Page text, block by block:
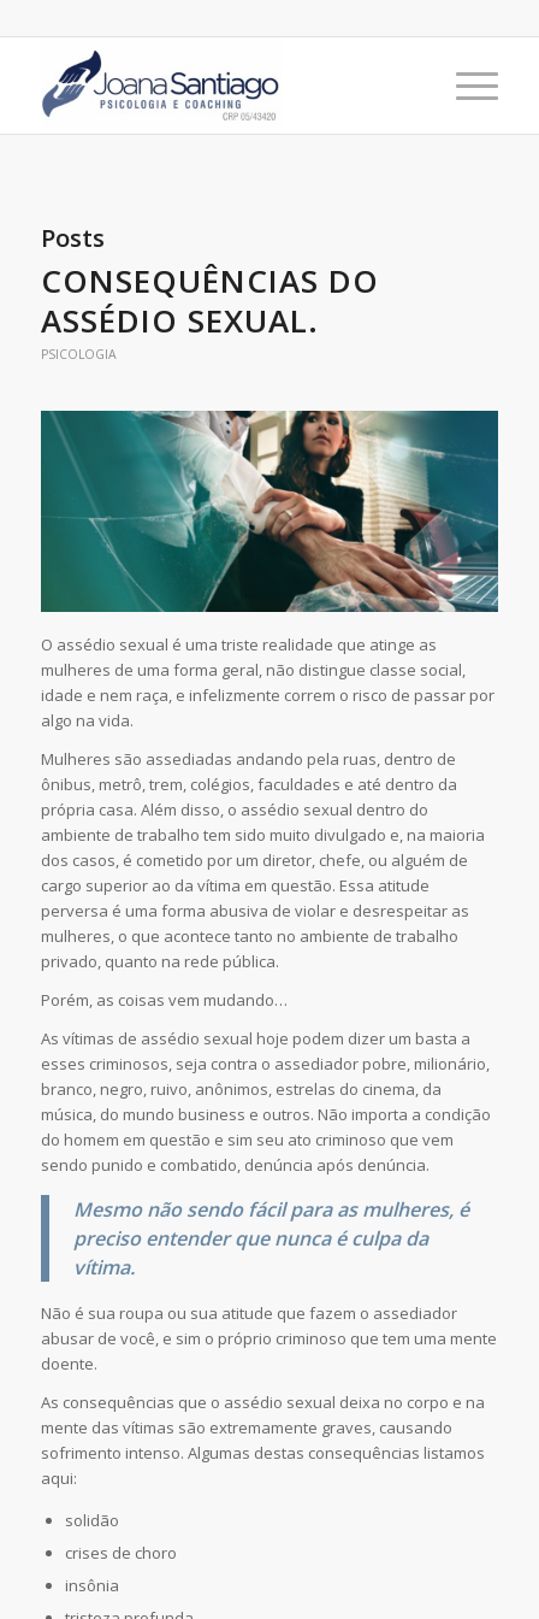
Posts
CONSEQUÊNCIAS DO
ASSÉDIO SEXUAL.
PSICOLOGIA
O assédio sexual é uma triste realidade que atinge as
mulheres de uma forma geral, não distingue classe social,
idade e nem raça, e infelizmente correm o risco de passar por
algo na vida.
Mulheres são assediadas andando pela ruas, dentro de
ônibus, metrô, trem, colégios, faculdades e até dentro da
própria casa. Além disso, o assédio sexual dentro do
ambiente de trabalho tem sido muito divulgado e, na maioria
dos casos, é cometido por um diretor, chefe, ou alguém de
cargo superior ao da vítima em questão. Essa atitude
perversa é uma forma abusiva de violar e desrespeitar as
mulheres, o que acontece tanto no ambiente de trabalho
privado, quanto na rede pública.
Porém, as coisas vem mudando…
As vítimas de assédio sexual hoje podem dizer um basta a
esses criminosos, seja contra o assediador pobre, milionário,
branco, negro, ruivo, anônimos, estrelas do cinema, da
música, do mundo business e outros. Não importa a condição
do homem em questão e sim seu ato criminoso que vem
sendo punido e combatido, denúncia após denúncia.
Mesmo não sendo fácil para as mulheres, é
preciso entender que nunca é culpa da
vítima.
Não é sua roupa ou sua atitude que fazem o assediador
abusar de você, e sim o próprio criminoso que tem uma mente
doente.
As consequências que o assédio sexual deixa no corpo e na
mente das vítimas são extremamente graves, causando
sofrimento intenso. Algumas destas consequências listamos
aqui:
solidão
crises de choro
insônia